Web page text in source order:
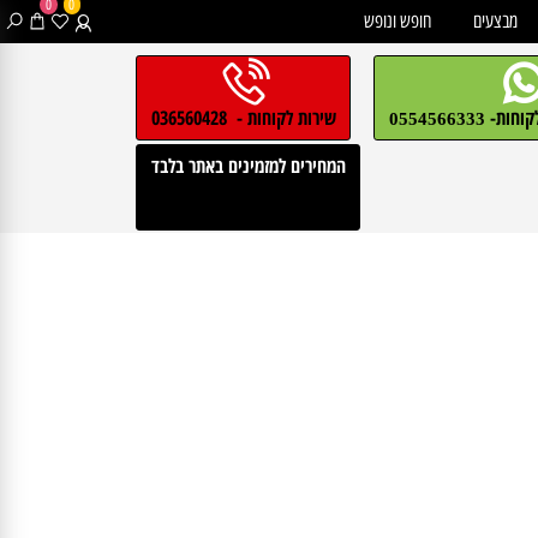
שירות לקוחות - 036560428 0554566333
המחירים למזמינים באתר בלבד
0 0
מבצעים חופש ונופש